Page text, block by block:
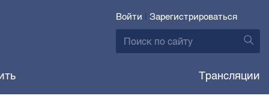
Войти | Зарегистрироваться
Трансляции